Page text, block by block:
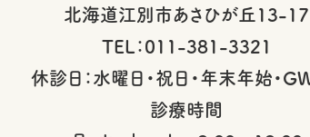
北海道江別市あさひが丘13-17
TEL：011-381-3321
休診日：水曜日・祝日・年末年始・
診療時間